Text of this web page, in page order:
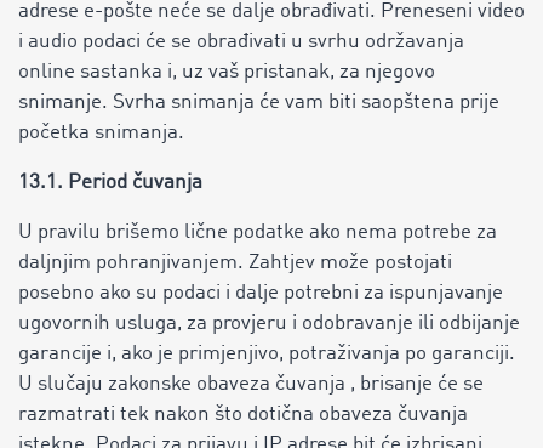
adrese e-pošte neće se dalje obrađivati. Preneseni video
i audio podaci će se obrađivati ​​u svrhu održavanja
online sastanka i, uz vaš pristanak, za njegovo
snimanje. Svrha snimanja će vam biti saopštena prije
početka snimanja.
13.1. Period čuvanja
U pravilu brišemo lične podatke ako nema potrebe za
daljnjim pohranjivanjem. Zahtjev može postojati
posebno ako su podaci i dalje potrebni za ispunjavanje
ugovornih usluga, za provjeru i odobravanje ili odbijanje
garancije i, ako je primjenjivo, potraživanja po garanciji.
U slučaju zakonske obaveza čuvanja , brisanje će se
razmatrati tek nakon što dotična obaveza čuvanja